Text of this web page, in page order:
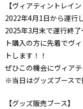
【ヴィアティントレイ
2022年4月1日から運行
2025年3月末で運行終
ト購入の方に先着でヴ
トします！！
ぜひこの機会にヴィア
※当日はグッズブースで
【グッズ販売ブース】